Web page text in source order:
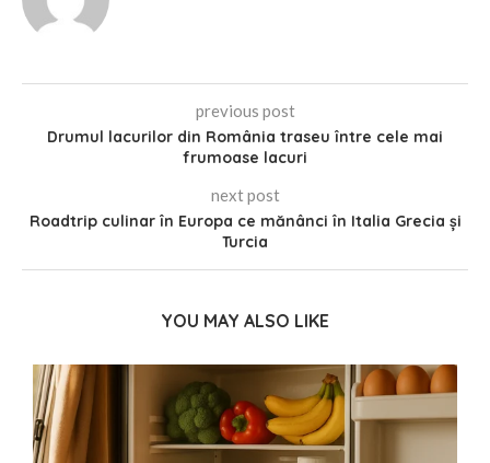
previous post
Drumul lacurilor din România traseu între cele mai
frumoase lacuri
next post
Roadtrip culinar în Europa ce mănânci în Italia Grecia și
Turcia
YOU MAY ALSO LIKE